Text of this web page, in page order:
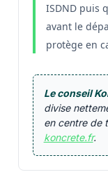
ISDND puis
avant le
protège en
Le conseil
divise
en centre de
koncrete.fr.